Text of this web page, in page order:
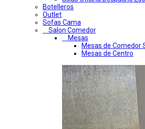
Botelleros
Outlet
Sofas Cama
Salon Comedor
Mesas
Mesas de Comedor
Mesas de Centro